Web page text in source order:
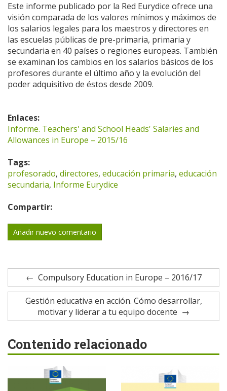
Este informe publicado por la Red Eurydice ofrece una
visión comparada de los valores mínimos y máximos de
los salarios legales para los maestros y directores en
las escuelas públicas de pre-primaria, primaria y
secundaria en 40 países o regiones europeas. También
se examinan los cambios en los salarios básicos de los
profesores durante el último año y la evolución del
poder adquisitivo de éstos desde 2009.
Enlaces:
Informe. Teachers' and School Heads' Salaries and
Allowances in Europe – 2015/16
Tags:
profesorado, directores, educación primaria, educación
secundaria, Informe Eurydice
Compartir:
Añadir nuevo comentario
Compulsory Education in Europe – 2016/17
Gestión educativa en acción. Cómo desarrollar,
motivar y liderar a tu equipo docente
Contenido relacionado